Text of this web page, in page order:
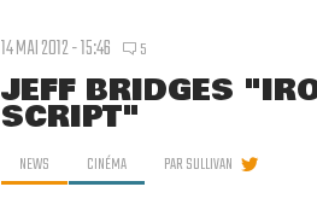
14 MAI 2012 - 15:46 5
JEFF BRIDGES
SCRIPT"
NEWS CINÉMA PARSULLIVAN